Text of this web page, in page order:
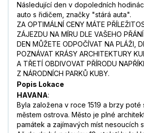
Následující den v dopoledních
auto s řidičem, značky "stárá auta".
ZA OPTIMÁLNÍ CENY MÁTE
ZÁJEZDU NA MÍRU DLE VAŠEHO
DEN MŮŽETE ODPOČÍVAT NA PLÁŽI,
POZNÁVAT KRÁSY ARCHITEKTURY
A TŘETÍ OBDIVOVAT PŘÍRODU
Z NÁRODNÍCH PARKŮ KUBY.
Popis Lokace
HAVANA:
Byla založena v roce 1519 a brzy poté
městem ostrova. Město je plné
památek a zajímavých míst nesoucích